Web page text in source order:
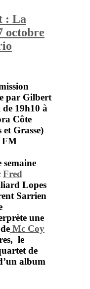
: La
octobre
par Gilbert
19h10 à
Côte
Grasse)
FM
semaine
Fred
Lopes
Sarrien
une
Mc Coy
le
de
album